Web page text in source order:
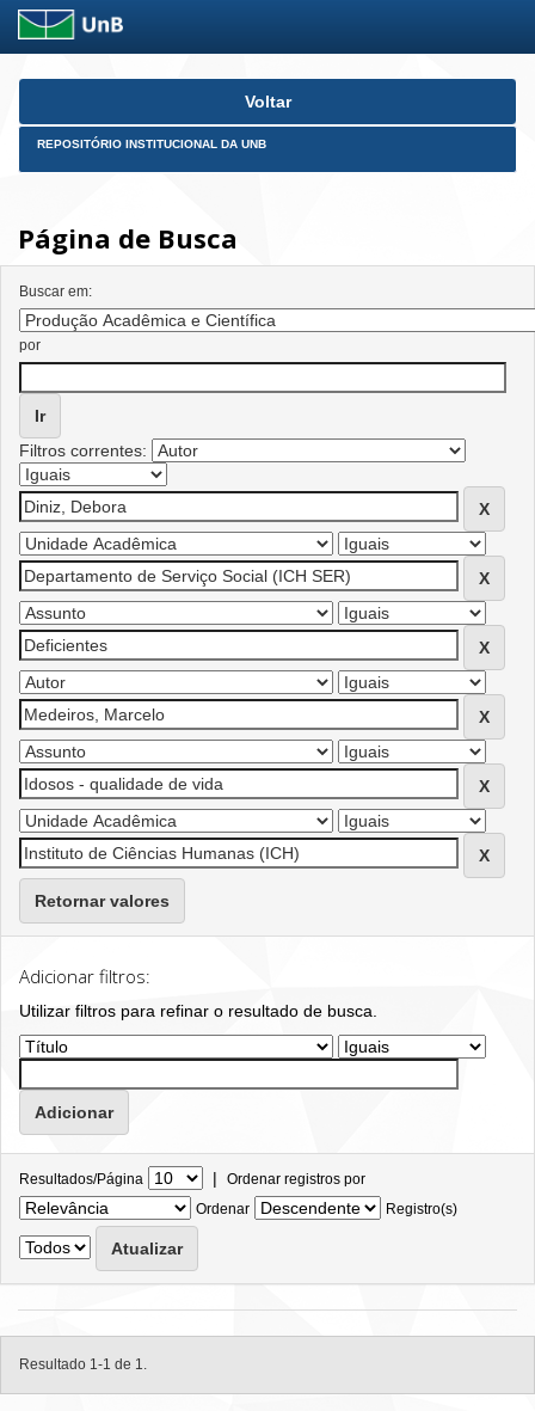
Skip
Voltar
REPOSITÓRIO INSTITUCIONAL DA UNB
Página de Busca
Buscar em:
por
Filtros correntes:
Retornar valores
Adicionar filtros:
Utilizar filtros para refinar o resultado de busca.
Resultados/Página | Ordenar registros por
Ordenar
Registro(s)
Resultado 1-1 de 1.